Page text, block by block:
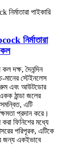
নির্মাতারা
কল
দক্ষ, দৈনন্দিন
মানের স্টেইনলেস
এবং আউটডোর
ঠান্ডা জলের
এটি
প্রদান করে।
ফিনিশের মধ্যে
পরিপূরক, এটিকে
জন্য একইভাবে